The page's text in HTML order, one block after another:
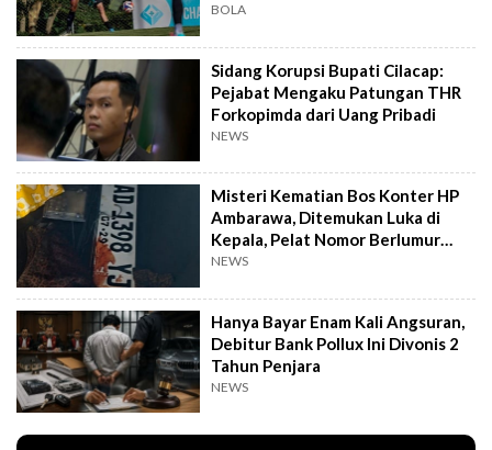
BOLA
Sidang Korupsi Bupati Cilacap:
Pejabat Mengaku Patungan THR
Forkopimda dari Uang Pribadi
NEWS
Misteri Kematian Bos Konter HP
Ambarawa, Ditemukan Luka di
Kepala, Pelat Nomor Berlumur
Darah
NEWS
Hanya Bayar Enam Kali Angsuran,
Debitur Bank Pollux Ini Divonis 2
Tahun Penjara
NEWS